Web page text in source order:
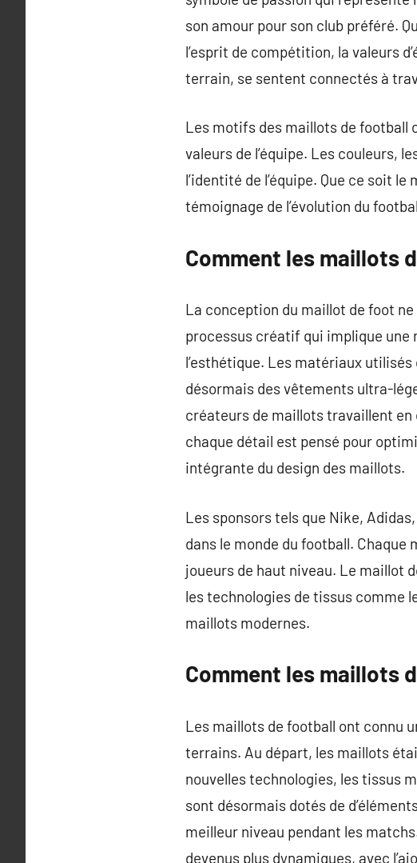
son amour pour son club préféré.
l’esprit de compétition, la valeurs
terrain, se sentent connectés à
Les motifs des maillots de football
valeurs de l’équipe. Les couleurs,
l’identité de l’équipe. Que ce soit
témoignage de l’évolution du
Comment les maillots
La conception du maillot de foot ne
processus créatif qui implique
l’esthétique. Les matériaux
désormais des vêtements ultra-
créateurs de maillots travaillent en
chaque détail est pensé pour
intégrante du design des maillots.
Les sponsors tels que Nike,
dans le monde du football.
joueurs de haut niveau. Le maillot
les technologies de tissus comme
maillots modernes.
Comment les maillots
Les maillots de football ont connu
terrains. Au départ, les maillots
nouvelles technologies, les tissus
sont désormais dotés de
meilleur niveau pendant les
devenus plus dynamiques, avec